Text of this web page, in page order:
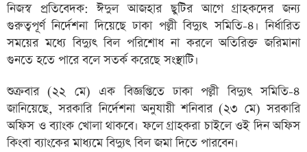
নিজস্ব প্রতিবেদক: ঈদুল আজহার ছুটির আগে গ্রাহকদের জন্য
গুরুত্বপূর্ণ নির্দেশনা দিয়েছে ঢাকা পল্লী বিদ্যুৎ সমিতি-৪। নির্ধারিত
সময়ের মধ্যে বিদ্যুৎ বিল পরিশোধ না করলে অতিরিক্ত জরিমানা
গুনতে হতে পারে বলে সতর্ক করেছে সংস্থাটি।
শুক্রবার (২২ মে) এক বিজ্ঞপ্তিতে ঢাকা পল্লী বিদ্যুৎ সমিতি-৪
জানিয়েছে, সরকারি নির্দেশনা অনুযায়ী শনিবার (২৩ মে) সরকারি
অফিস ও ব্যাংক খোলা থাকবে। ফলে গ্রাহকরা চাইলে ওই দিন অফিস
কিংবা ব্যাংকের মাধ্যমে বিদ্যুৎ বিল জমা দিতে পারবেন।